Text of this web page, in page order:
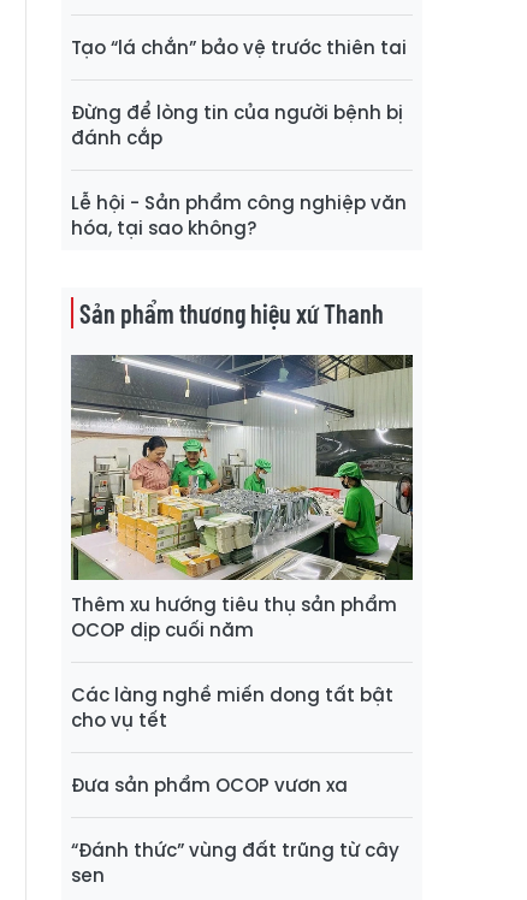
Tạo “lá chắn” bảo vệ trước thiên tai
Đừng để lòng tin của người bệnh bị
đánh cắp
Lễ hội - Sản phẩm công nghiệp văn
hóa, tại sao không?
Sản phẩm thương hiệu xứ Thanh
Thêm xu hướng tiêu thụ sản phẩm
OCOP dịp cuối năm
Các làng nghề miến dong tất bật
cho vụ tết
Đưa sản phẩm OCOP vươn xa
“Đánh thức” vùng đất trũng từ cây
sen